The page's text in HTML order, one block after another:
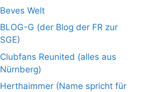
Beves Welt
BLOG-G (der Blog der FR zur
SGE)
Clubfans Reunited (alles aus
Nürnberg)
Herthaimmer (Name spricht für